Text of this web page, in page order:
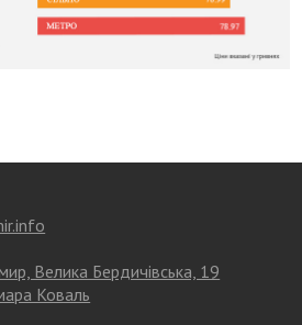
Велика Бердичівська, 19
Коваль